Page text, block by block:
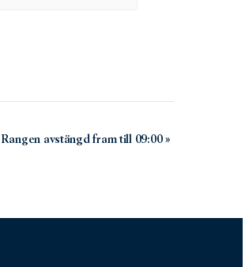
Rangen avstängd fram till 09:00»